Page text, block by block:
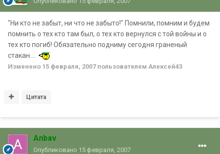
"Ни кто не забыт, ни что не забыто!" Помнили, помним и будем
помнить о тех кто там был, о тех кто вернулся с той войны и о
тех кто погиб! Обязательно подниму сегодня граненый
стакан....
Изменено 15 февраля, 2007пользователем Алексей43
Цитата
Anbav
Опубликовано 15 февраля, 2007